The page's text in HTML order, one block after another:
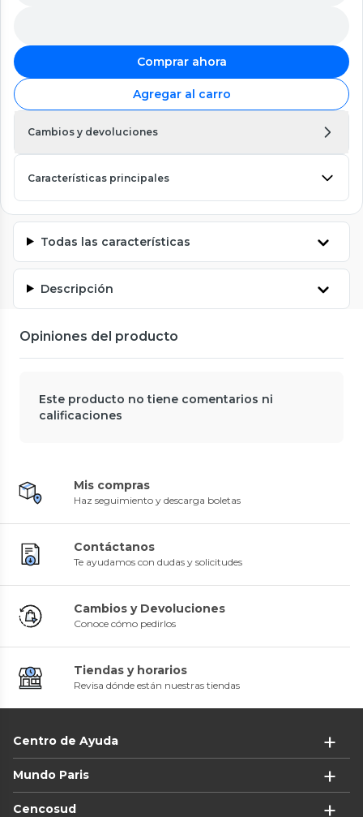
Comprar ahora
Agregar al carro
Cambios y devoluciones
Características principales
Todas las características
Descripción
Opiniones del producto
Este producto no tiene comentarios ni
calificaciones
Mis compras
Haz seguimiento y descarga boletas
Contáctanos
Te ayudamos con dudas y solicitudes
Cambios y Devoluciones
Conoce cómo pedirlos
Tiendas y horarios
Revisa dónde están nuestras tiendas
Centro de Ayuda
Mundo Paris
Cencosud